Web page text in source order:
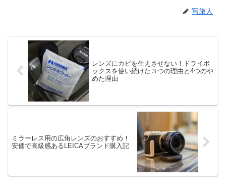
写旅人
レンズにカビを生えさせない！ドライボ
ックスを使い続けた３つの理由と4つのや
めた理由
ミラーレス用の広角レンズのおすすめ！
安価で高級感あるLEICAブランド購入記